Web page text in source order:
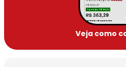
Veja como